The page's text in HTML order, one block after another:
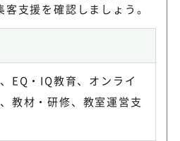
支援を確認しましょう。
EQ・IQ教育、オンライ
教材・研修、教室運営支